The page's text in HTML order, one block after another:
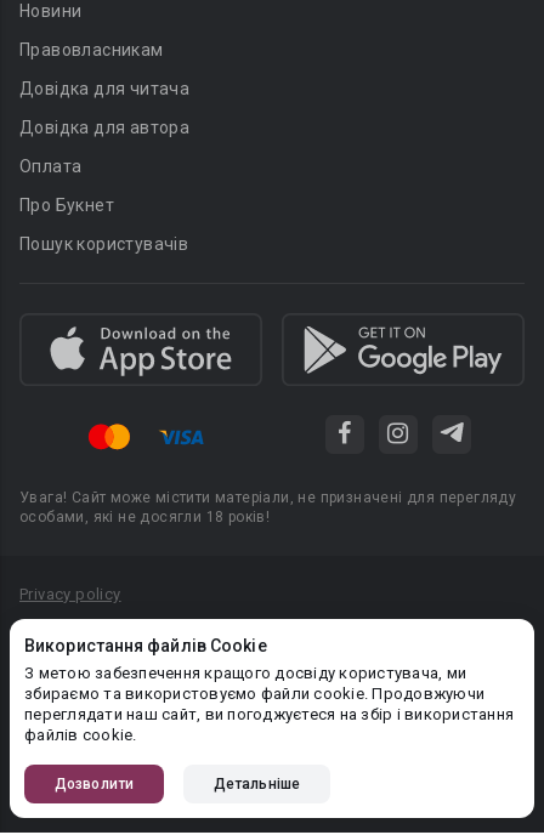
Використання файлів Cookie
З метою забезпечення кращого досвіду користувача, ми
збираємо та використовуємо файли cookie. Продовжуючи
переглядати наш сайт, ви погоджуєтеся на збір і використання
файлів cookie.
Дозволити Детальніше
Новини
Правовласникам
Довідка для читача
Довідка для автора
Оплата
Про Букнет
Пошук користувачів
Увага! Сайт може містити матеріали, не призначені для перегляду
особами, які не досягли 18 років!
Privacy policy
Політика конфіденційності
Правила публікації авторського контенту
PR-вiддiл: pr@booknet.com
© 2026 Booknet. Всі права захищено.